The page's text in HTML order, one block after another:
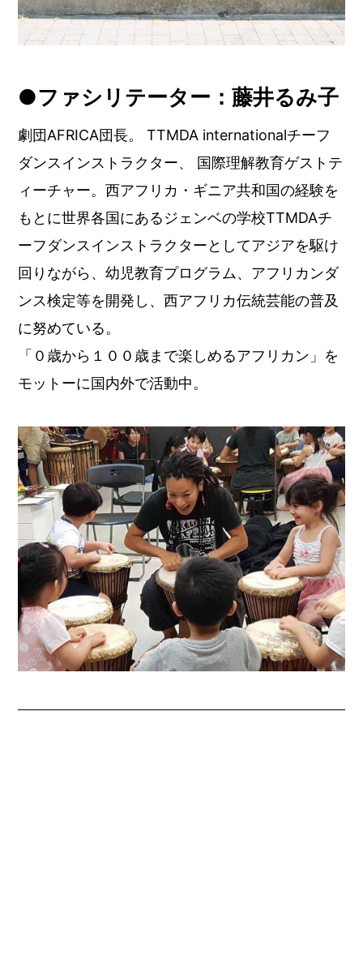
●ファシリテーター：藤井るみ子
劇団AFRICA団長。 TTMDA internationalチーフ
ダンスインストラクター、 国際理解教育ゲストテ
ィーチャー。西アフリカ・ギニア共和国の経験を
もとに世界各国にあるジェンベの学校TTMDAチ
ーフダンスインストラクターとしてアジアを駆け
回りながら、幼児教育プログラム、アフリカンダ
ンス検定等を開発し、西アフリカ伝統芸能の普及
に努めている。
「０歳から１００歳まで楽しめるアフリカン」を
モットーに国内外で活動中。